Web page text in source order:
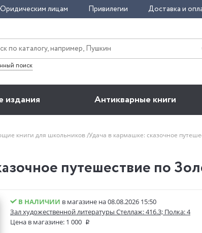
лицам Привилегии Доставка и
поиск
издания Антикварные книги
книги для школьников Удача в кармашке: сказочное
путешествие по
В НАЛИЧИИ в магазине на 08.08.2026 15:50
Зал художественной литературы Стеллаж: 416.3; Полка: 4
Цена в магазине: 1 000